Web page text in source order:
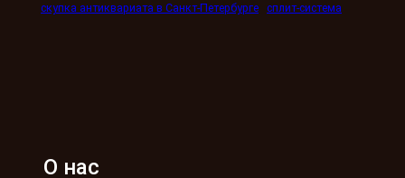
скупка антиквариата в Санкт-Петербурге сплит-система
О нас